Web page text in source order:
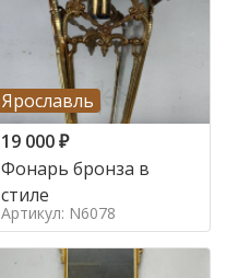
Ярославль
19 000₽
Фонарь бронза в
стиле
Артикул: N6078